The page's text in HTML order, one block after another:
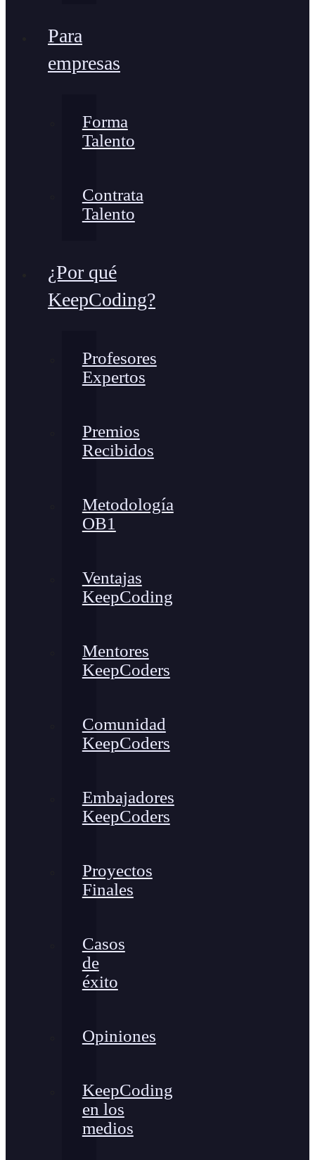
Para
empresas
Forma
Talento
Contrata
Talento
¿Por qué
KeepCoding?
Profesores
Expertos
Premios
Recibidos
Metodología
OB1
Ventajas
KeepCoding
Mentores
KeepCoders
Comunidad
KeepCoders
Embajadores
KeepCoders
Proyectos
Finales
Casos
de
éxito
Opiniones
KeepCoding
en los
medios